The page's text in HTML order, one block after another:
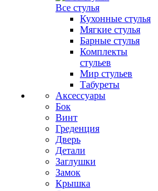
Все стулья
Кухонные стулья
Мягкие стулья
Барные стулья
Комплекты
стульев
Мир стульев
Табуреты
Аксессуары
Бок
Винт
Греденция
Дверь
Детали
Заглушки
Замок
Крышка